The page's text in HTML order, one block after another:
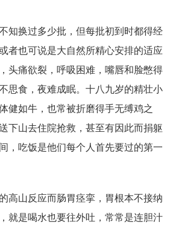
知换过多少批，但每批初到时都得经
者也可说是大自然所精心安排的适应
头痛欲裂，呼吸困难，嘴唇和脸憋得
思食，夜难成眠。十八九岁的精壮小
健如牛，也常被折磨得手无缚鸡之
下山去住院抢救，甚至有因此而捐躯
，吃饭是他们每个人首先要过的第一
高山反应而肠胃痉挛，胃根本不接纳
就是喝水也要往外吐，常常是连胆汁